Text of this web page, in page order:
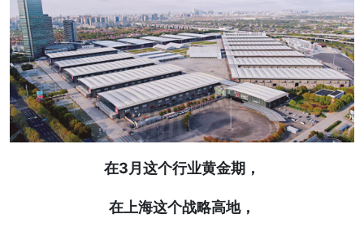
在3月这个行业黄金期，
在上海这个战略高地，